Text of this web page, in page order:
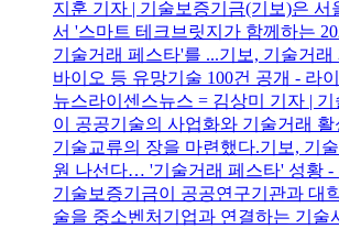
지훈 기자 | 기술보증기금(기보)은 서
서 '스마트 테크브릿지가 함께하는
기술거래 페스타'를 ...기보, 기술거
바이오 등 유망기술 100건 공개 - 라
뉴스라이센스뉴스 = 김상미 기자 |
이 공공기술의 사업화와 기술거래
기술교류의 장을 마련했다.기보, 기
원 나선다… '기술거래 페스타' 성황 -
기술보증기금이 공공연구기관과 대
술을 중소벤처기업과 연결하는 기술